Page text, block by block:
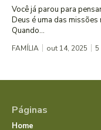
Você já parou para
Deus é uma das
Quando...
FAMÍLIA out 14, 2025 5
Páginas
Home